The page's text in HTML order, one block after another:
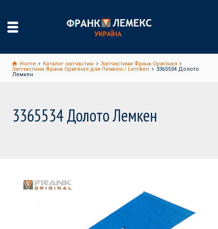
Home Каталог запчастин
Запчастини Франк Оригінал
Запчастини Франк Оригінал для Лемкен / Lemken
3365534 Долото
Лемкен
3365534 Долото Лемкен